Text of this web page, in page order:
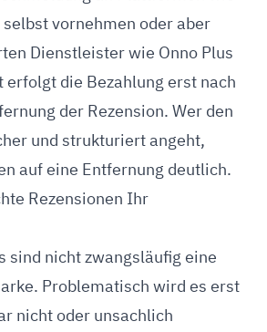
vornehmen oder aber
Dienstleister wie Onno Plus
erfolgt die Bezahlung erst nach
der Rezension. Wer den
und strukturiert angeht,
auf eine Entfernung deutlich.
Rezensionen Ihr
sind nicht zwangsläufig eine
Problematisch wird es erst
nicht oder unsachlich